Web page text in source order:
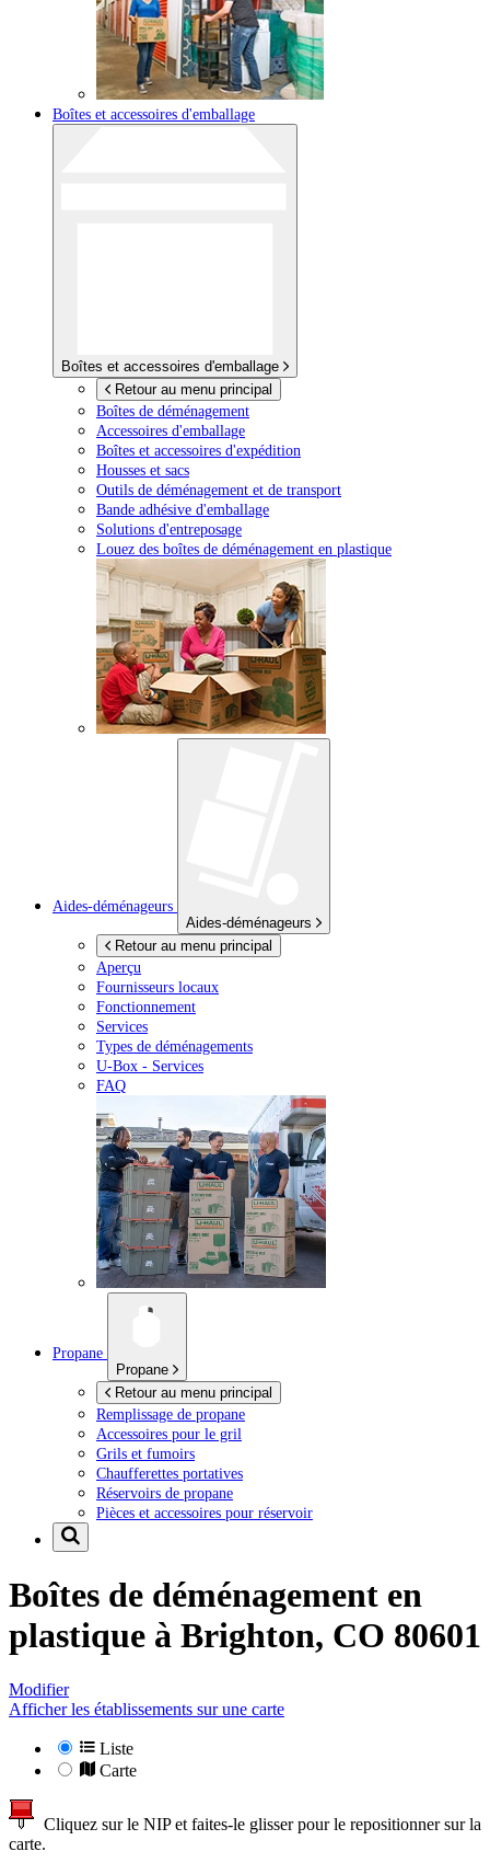
Boîtes et accessoires d'emballage
Boîtes et accessoires d'emballage
Retour au menu principal
Boîtes de déménagement
Accessoires d'emballage
Boîtes et accessoires d'expédition
Housses et sacs
Outils de déménagement et de transport
Bande adhésive d'emballage
Solutions d'entreposage
Louez des boîtes de déménagement en plastique
Aides-déménageurs
Aides-déménageurs
Retour au menu principal
Aperçu
Fournisseurs locaux
Fonctionnement
Services
Types de déménagements
U-Box - Services
FAQ
Propane
Propane
Retour au menu principal
Remplissage de propane
Accessoires pour le gril
Grils et fumoirs
Chaufferettes portatives
Réservoirs de propane
Pièces et accessoires pour réservoir
Boîtes de déménagement en
plastique à Brighton, CO 80601
Modifier
Afficher les établissements sur une carte
Liste
Carte
Cliquez sur le NIP et faites-le glisser pour le repositionner sur la
carte.